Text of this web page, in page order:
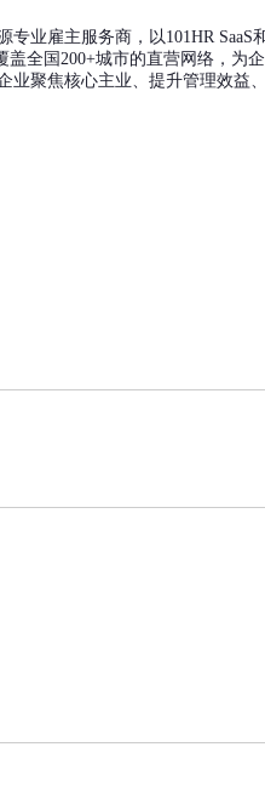
业雇主服务商，以101HR SaaS
盖全国200+城市的直营网络，为
业聚焦核心主业、提升管理效益